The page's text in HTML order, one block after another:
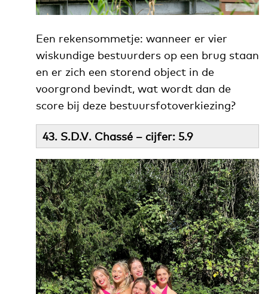
Een rekensommetje: wanneer er vier
wiskundige bestuurders op een brug staan
en er zich een storend object in de
voorgrond bevindt, wat wordt dan de
score bij deze bestuursfotoverkiezing?
43. S.D.V. Chassé – cijfer: 5.9